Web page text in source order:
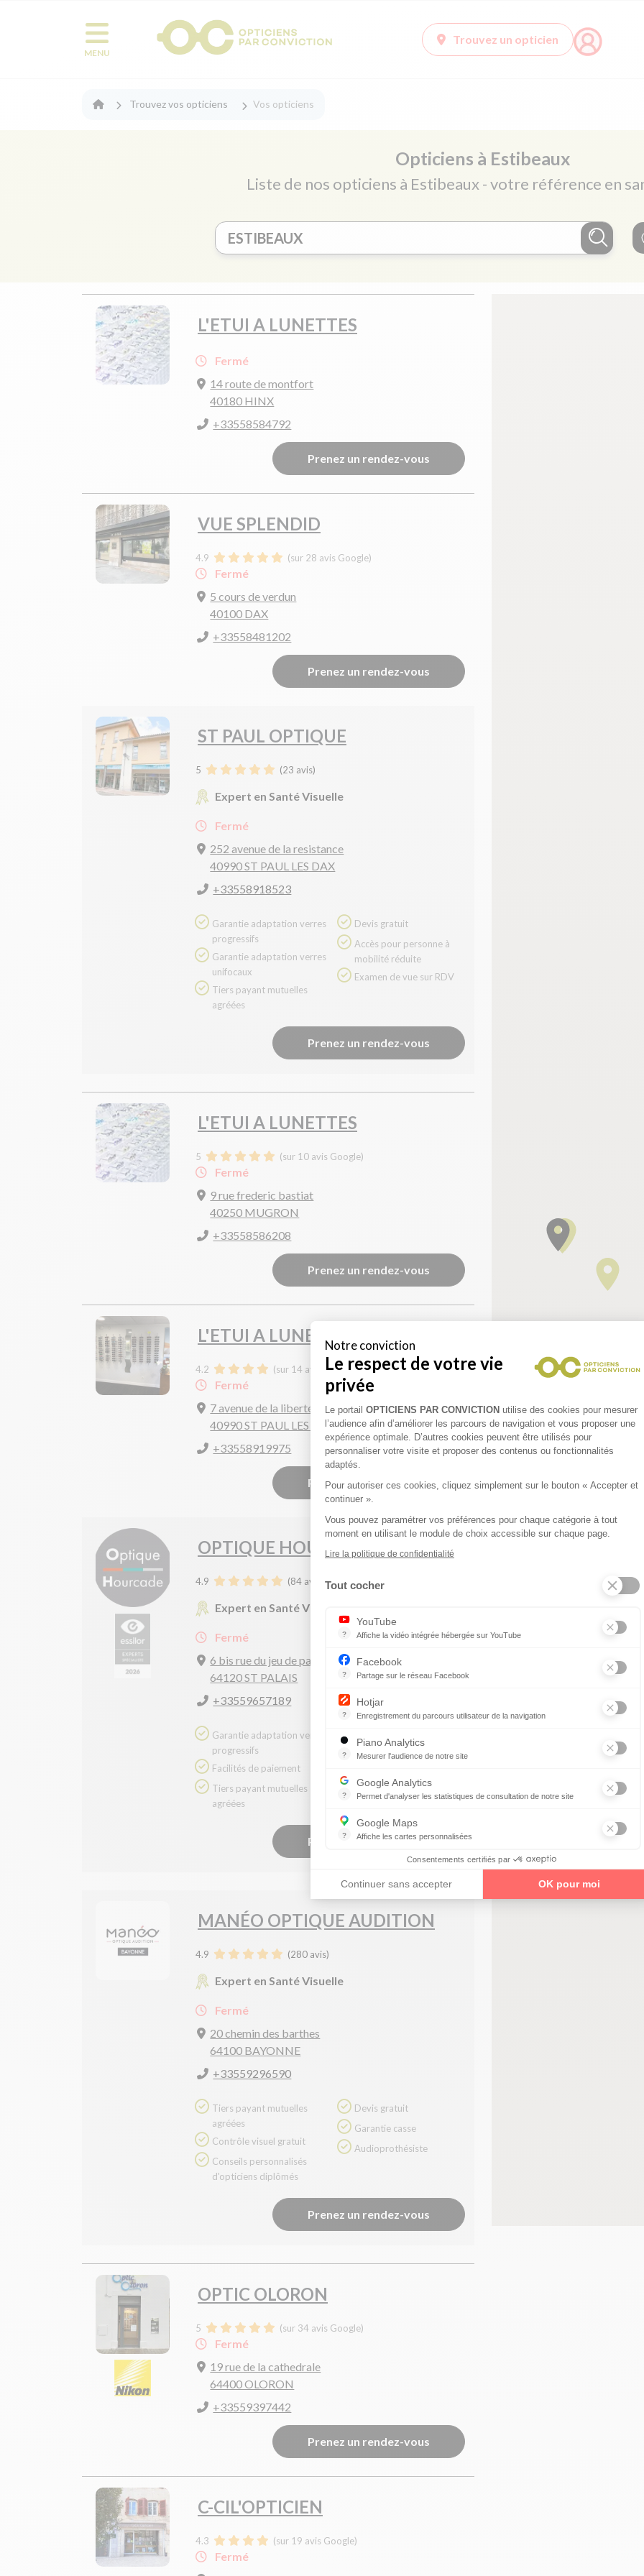
MENU
Trouvez un opticien
Trouvez vos opticiens Vos opticiens
Opticiens à Estibeaux
Liste de nos opticiens à Estibeaux - votre référence en
L'ETUI A LUNETTES
Fermé
14 route de montfort
40180 HINX
+33558584792
Prenez un rendez-vous
VUE SPLENDID
4.9 (sur 28 avis Google)
Fermé
5 cours de verdun
40100 DAX
+33558481202
Prenez un rendez-vous
ST PAUL OPTIQUE
5 (23 avis)
Expert en Santé Visuelle
Fermé
252 avenue de la resistance
40990 ST PAUL LES DAX
+33558918523
progressifs
unifocaux
agréées
Devis gratuit
mobilité réduite
Examen de vue sur RDV
Prenez un rendez-vous
L'ETUI A LUNETTES
5 (sur 10 avis Google)
Fermé
9 rue frederic bastiat
40250 MUGRON
+33558586208
Prenez un rendez-vous
L'ETUI A LUNETTES
4.2 (sur 14 avis Google)
Fermé
7 avenue de la liberte
40990 ST PAUL LES DAX
+33558919975
Prenez un rendez-vous
OPTIQUE HOURCADE
4.9 (84 avis)
Expert en Santé Visuelle
Fermé
6 bis rue du jeu de paume
64120 ST PALAIS
+33559657189
progressifs
Facilités de paiement
agréées
Devis gratuit
entretien offerts
Prenez un rendez-vous
MANÉO OPTIQUE AUDITION
4.9 (280 avis)
Expert en Santé Visuelle
Fermé
20 chemin des barthes
64100 BAYONNE
+33559296590
agréées
Contrôle visuel gratuit
d'opticiens diplômés
Devis gratuit
Garantie casse
Audioprothésiste
Prenez un rendez-vous
OPTIC OLORON
5 (sur 34 avis Google)
Fermé
19 rue de la cathedrale
64400 OLORON
+33559397442
Prenez un rendez-vous
C-CIL'OPTICIEN
4.3 (sur 19 avis Google)
Fermé
Notre conviction
Le respect de votre vie
privée
Plateforme de Gestion du
Le portail OPTICIENS PAR CONVICTION utilise des cookies pour mesurer
l’audience afin d’améliorer les parcours de navigation et vous proposer une
expérience optimale. D’autres cookies peuvent être utilisés pour
personnaliser votre visite et proposer des contenus ou fonctionnalités
adaptés.
Pour autoriser ces cookies, cliquez simplement sur le bouton « Accepter et
continuer ».
Vous pouvez paramétrer vos préférences pour chaque catégorie à tout
moment en utilisant le module de choix accessible sur chaque page.
Lire la politique de confidentialité
Tout cocher
?
YouTube
Affiche la vidéo intégrée hébergée sur YouTube
?
Facebook
Partage sur le réseau Facebook
?
Hotjar
Enregistrement du parcours utilisateur de la navigation
?
Piano Analytics
Mesurer l'audience de notre site
?
Google Analytics
Permet d'analyser les statistiques de consultation de notre site
?
Google Maps
Affiche les cartes personnalisées
Consentements certifiés par
Continuer sans accepter OK pour moi